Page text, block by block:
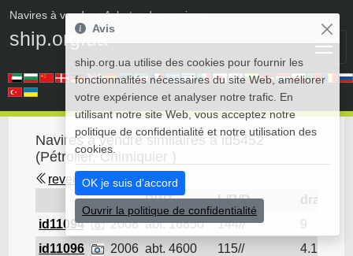
Navires à vendre• Acheter des navires
ship.org.ua
Navires à vendre similaires à id5452
(Pétrolier, Chimiquier )
revenir en arrière
DWT
L/B/D
draft
id11094
2008 abt. 16850 144// 9
id11096
2006 abt. 4600 115// 4.15
Avis
ship.org.ua utilise des cookies pour fournir les
fonctionnalités nécessaires du site Web, améliorer
votre expérience et analyser notre trafic. En
utilisant notre site Web, vous acceptez notre
politique de confidentialité et notre utilisation des
cookies.
OK je suis d'accord
Ouvrir la politique de confidentialité